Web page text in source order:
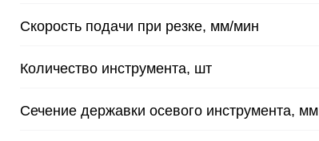
Скорость подачи при резке, мм/мин
Количество инструмента, шт
Сечение державки осевого инструмента, мм